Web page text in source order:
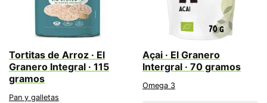
Tortitas de Arroz · El
Granero Integral · 115
gramos
Pan y galletas
Açai · El Granero
Intergral · 70 gramos
Omega 3